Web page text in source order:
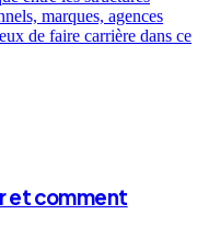
marques, agences
de faire carrière dans ce
et comment